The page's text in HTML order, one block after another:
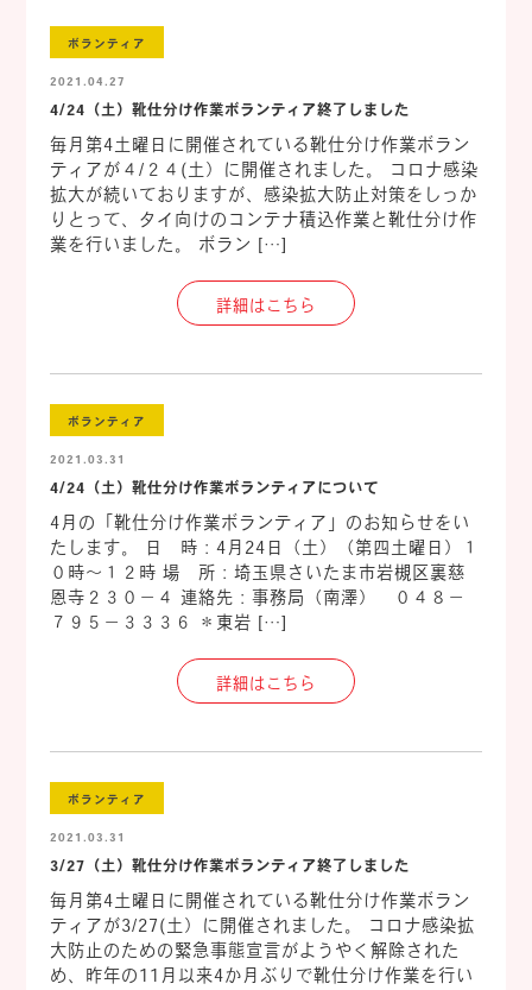
ボランティア
2021.04.27
4/24（土）靴仕分け作業ボランティア終了しました
毎月第4土曜日に開催されている靴仕分け作業ボラン
ティアが４/２４(土）に開催されました。 コロナ感染
拡大が続いておりますが、感染拡大防止対策をしっか
りとって、タイ向けのコンテナ積込作業と靴仕分け作
業を行いました。 ボラン […]
詳細はこちら
ボランティア
2021.03.31
4/24（土）靴仕分け作業ボランティアについて
4月の「靴仕分け作業ボランティア」のお知らせをい
たします。 日 時：4月24日（土）（第四土曜日）１
０時～１２時 場 所：埼玉県さいたま市岩槻区裏慈
恩寺２３０－４ 連絡先：事務局（南澤） ０４８－
７９５－３３３６ ＊東岩 […]
詳細はこちら
ボランティア
2021.03.31
3/27（土）靴仕分け作業ボランティア終了しました
毎月第4土曜日に開催されている靴仕分け作業ボラン
ティアが3/27(土）に開催されました。 コロナ感染拡
大防止のための緊急事態宣言がようやく解除された
め、昨年の11月以来4か月ぶりで靴仕分け作業を行い